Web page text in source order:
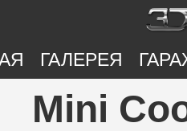
ГАЛЕРЕЯ
Mini